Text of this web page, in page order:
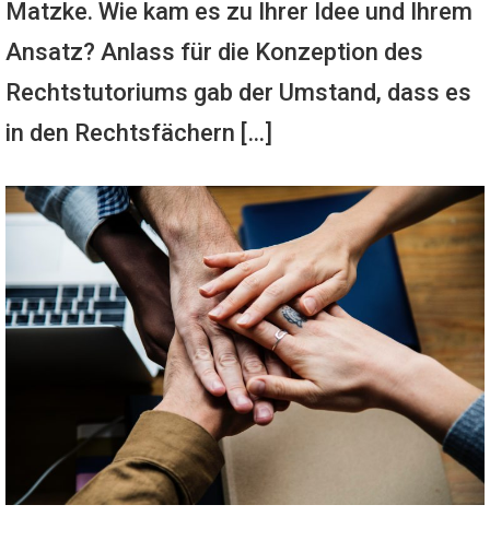
Matzke. Wie kam es zu Ihrer Idee und Ihrem
Ansatz? Anlass für die Konzeption des
Rechtstutoriums gab der Umstand, dass es
in den Rechtsfächern […]